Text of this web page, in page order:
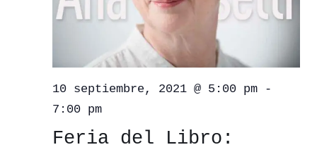
10 septiembre, 2021 @ 5:00 pm-
7:00 pm
Feria del Libro: